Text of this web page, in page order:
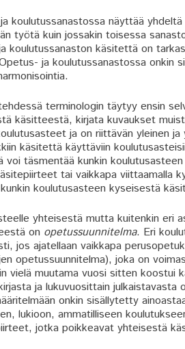
koulutussanastossa näyttää
työtä kuin jossakin toisessa
koulutussanaston käsitettä on
ja koulutussanastossa onkin
terminologin täytyy ensin
käsitteestä, kirjata kuvaukset
ja on riittävän yleinen
käsitettä käyttäviin
voi täsmentää kunkin
tai vaikkapa viittaamalla
koulutusasteen kyseisestä
yhteisestä mutta kuitenkin eri
on opetussuunnitelma. Eri
jos ajatellaan vaikkapa
opetussuunnitelma), joka on
vielä muutama vuosi sitten koostui
ja lukuvuosittain julkaistavasta
onkin sisällytetty
lukioon, ammatilliseen
jotka poikkeavat yhteisestä